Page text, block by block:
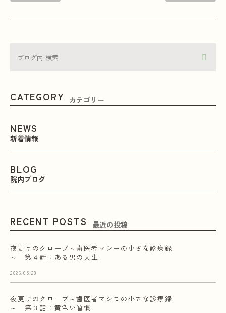
CATEGORY カテゴリー
NEWS
新着情報
BLOG
院内ブログ
RECENT POSTS 最近の投稿
夜更けのクローブ～歯医者マシモの小さな診療録
～ 第４話：ある男の人生
2026.05.23
夜更けのクローブ～歯医者マシモの小さな診療録
～ 第３話：黄色い習慣